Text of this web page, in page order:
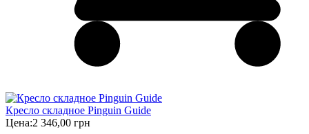
Кресло складное Pinguin Guide
Цена:2 346,00 грн